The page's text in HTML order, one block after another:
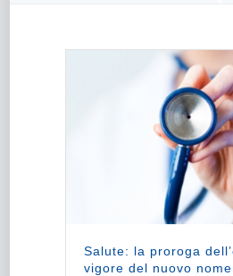
Salute: la proroga
vigore del nuovo